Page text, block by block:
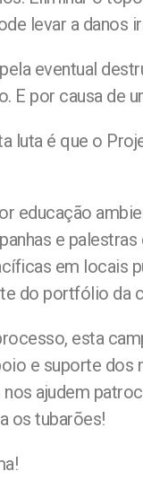
levar a danos
eventual
E por causa de
luta é que o
educação
e
em locais
do portfólio da
esta
e suporte dos
ajudem
os tubarões!